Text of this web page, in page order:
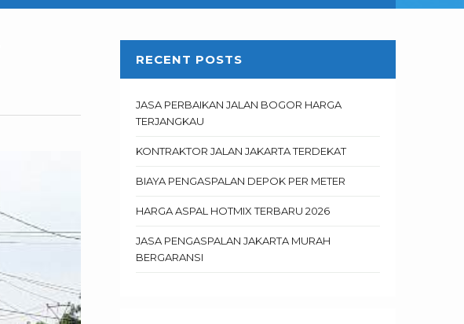
RECENT POSTS
JASA PERBAIKAN JALAN BOGOR HARGA
TERJANGKAU
KONTRAKTOR JALAN JAKARTA TERDEKAT
BIAYA PENGASPALAN DEPOK PER METER
HARGA ASPAL HOTMIX TERBARU 2026
JASA PENGASPALAN JAKARTA MURAH
BERGARANSI